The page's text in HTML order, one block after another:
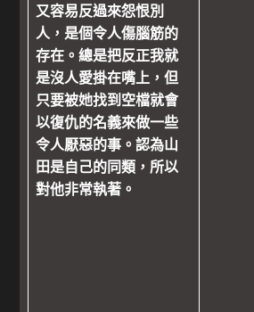
又容易反過來怨恨別
人，是個令人傷腦筋的
存在。總是把反正我就
是沒人愛掛在嘴上，但
只要被她找到空檔就會
以復仇的名義來做一些
令人厭惡的事。認為山
田是自己的同類，所以
對他非常執著。